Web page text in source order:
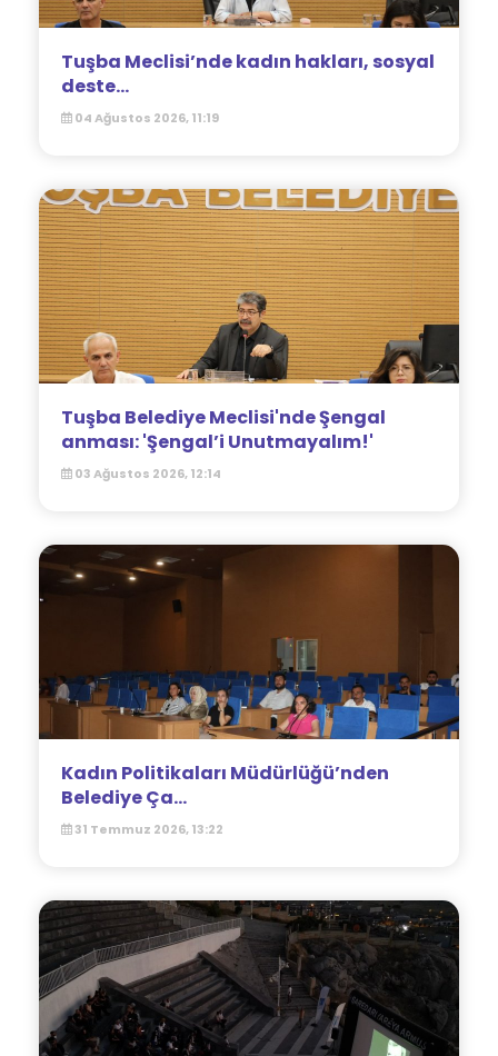
Tuşba Meclisi’nde kadın hakları, sosyal
deste...
04 Ağustos 2026, 11:19
Tuşba Belediye Meclisi'nde Şengal
anması: 'Şengal’i Unutmayalım!'
03 Ağustos 2026, 12:14
Kadın Politikaları Müdürlüğü’nden
Belediye Ça...
31 Temmuz 2026, 13:22